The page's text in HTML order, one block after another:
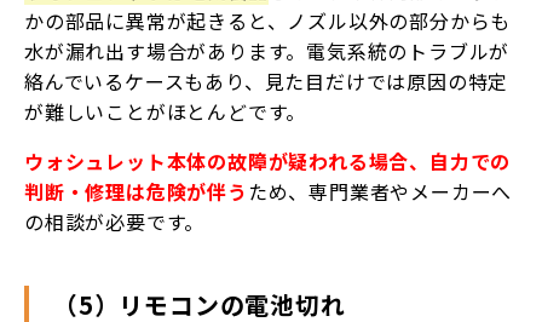
かの部品に異常が起きると、ノズル以外の部分からも
水が漏れ出す場合があります。電気系統のトラブルが
絡んでいるケースもあり、見た目だけでは原因の特定
が難しいことがほとんどです。
ウォシュレット本体の故障が疑われる場合、自力での
判断・修理は危険が伴う ため、専門業者やメーカーへ
の相談が必要です。
（5）リモコンの電池切れ